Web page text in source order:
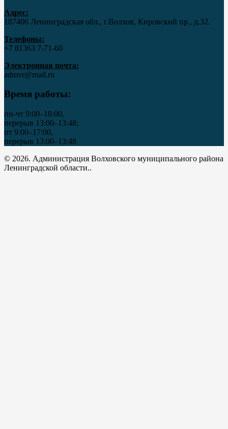
Адрес:
187406 Ленинградская обл., г.Волхов, Кировский пр., д.32.
Телефоны:
+7 81363 7‑71-60
Электронная почта:
admvr@mail.ru
Время работы:
пн-чт 9:00–18:00,
перерыв 13:00–13:48;
пт 9:00–17:00,
перерыв 13:00–13:48
© 2026. Администрация Волховского муниципального района
Ленинградской области..